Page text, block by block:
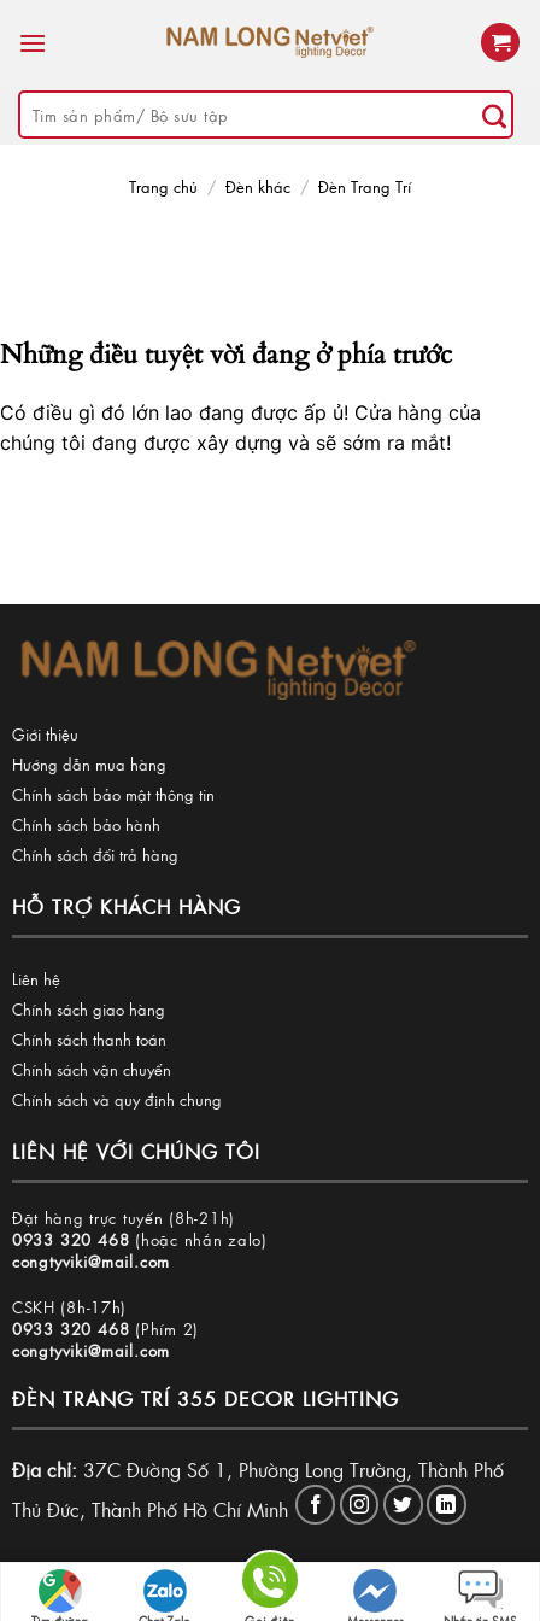
Tìm
kiếm:
Trang chủ / Đèn khác / Đèn Trang Trí
Những điều tuyệt vời đang ở phía trước
Có điều gì đó lớn lao đang được ấp ủ! Cửa hàng của
chúng tôi đang được xây dựng và sẽ sớm ra mắt!
Giới thiệu
Hướng dẫn mua hàng
Chính sách bảo mật thông tin
Chính sách bảo hành
Chính sách đổi trả hàng
HỖ TRỢ KHÁCH HÀNG
Liên hệ
Chính sách giao hàng
Chính sách thanh toán
Chính sách vận chuyển
Chính sách và quy định chung
LIÊN HỆ VỚI CHÚNG TÔI
Đặt hàng trực tuyến (8h-21h)
0933 320 468 (hoặc nhắn zalo)
congtyviki@mail.com
CSKH (8h-17h)
0933 320 468 (Phím 2)
congtyviki@mail.com
ĐÈN TRANG TRÍ 355 DECOR LIGHTING
Địa chỉ: 37C Đường Số 1, Phường Long Trường, Thành Phố
Thủ Đức, Thành Phố Hồ Chí Minh
Copyright 2026 © Đèn trang trí 355 Decor